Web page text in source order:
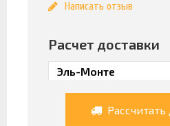
Написать отзыв
Расчет доставки